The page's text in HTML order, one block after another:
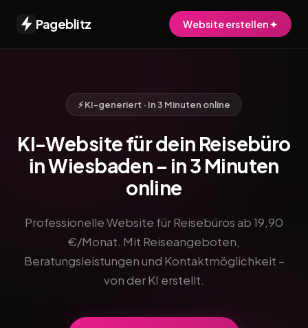
Pageblitz Website erstellen ✦
⚡ KI-generiert · In 3 Minuten online
KI-Website für dein Reisebüro
in Wiesbaden – in 3 Minuten
online
Professionelle Website für Reisebüros ab 19,90
€/Monat. Mit Reiseangeboten,
Beratungsleistungen und Kontaktmöglichkeit –
von der KI erstellt.